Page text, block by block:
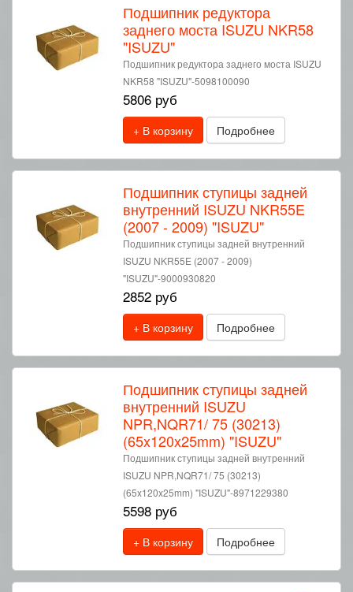
Подшипник редуктора
заднего моста ISUZU NKR58
"ISUZU"
Подшипник редуктора заднего моста ISUZU
NKR58 "ISUZU"-5098100090
5806 руб
+ В корзину Подробнее
Подшипник ступицы задней
внутренний ISUZU NKR55E
(2007 - 2009) "ISUZU"
Подшипник ступицы задней внутренний
ISUZU NKR55E (2007 - 2009)
"ISUZU"-9000930820
2852 руб
+ В корзину Подробнее
Подшипник ступицы задней
внутренний ISUZU
NPR,NQR71/ 75 (30213)
(65x120x25mm) "ISUZU"
Подшипник ступицы задней внутренний
ISUZU NPR,NQR71/ 75 (30213)
(65x120x25mm) "ISUZU"-8971229380
5598 руб
+ В корзину Подробнее